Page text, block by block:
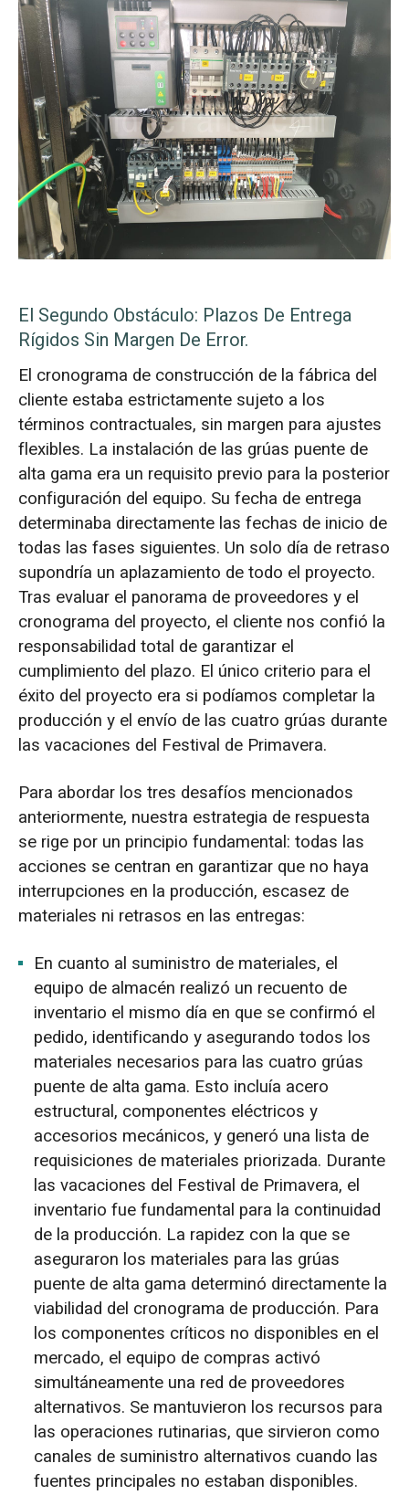
El Segundo Obstáculo: Plazos De Entrega
Rígidos Sin Margen De Error.
El cronograma de construcción de la fábrica del
cliente estaba estrictamente sujeto a los
términos contractuales, sin margen para ajustes
flexibles. La instalación de las grúas puente de
alta gama era un requisito previo para la posterior
configuración del equipo. Su fecha de entrega
determinaba directamente las fechas de inicio de
todas las fases siguientes. Un solo día de retraso
supondría un aplazamiento de todo el proyecto.
Tras evaluar el panorama de proveedores y el
cronograma del proyecto, el cliente nos confió la
responsabilidad total de garantizar el
cumplimiento del plazo. El único criterio para el
éxito del proyecto era si podíamos completar la
producción y el envío de las cuatro grúas durante
las vacaciones del Festival de Primavera.
Para abordar los tres desafíos mencionados
anteriormente, nuestra estrategia de respuesta
se rige por un principio fundamental: todas las
acciones se centran en garantizar que no haya
interrupciones en la producción, escasez de
materiales ni retrasos en las entregas:
En cuanto al suministro de materiales, el
equipo de almacén realizó un recuento de
inventario el mismo día en que se confirmó el
pedido, identificando y asegurando todos los
materiales necesarios para las cuatro grúas
puente de alta gama. Esto incluía acero
estructural, componentes eléctricos y
accesorios mecánicos, y generó una lista de
requisiciones de materiales priorizada. Durante
las vacaciones del Festival de Primavera, el
inventario fue fundamental para la continuidad
de la producción. La rapidez con la que se
aseguraron los materiales para las grúas
puente de alta gama determinó directamente la
viabilidad del cronograma de producción. Para
los componentes críticos no disponibles en el
mercado, el equipo de compras activó
simultáneamente una red de proveedores
alternativos. Se mantuvieron los recursos para
las operaciones rutinarias, que sirvieron como
canales de suministro alternativos cuando las
fuentes principales no estaban disponibles.